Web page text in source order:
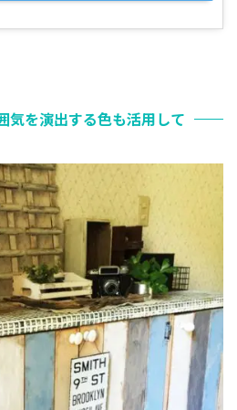
気を演出する色も活用して